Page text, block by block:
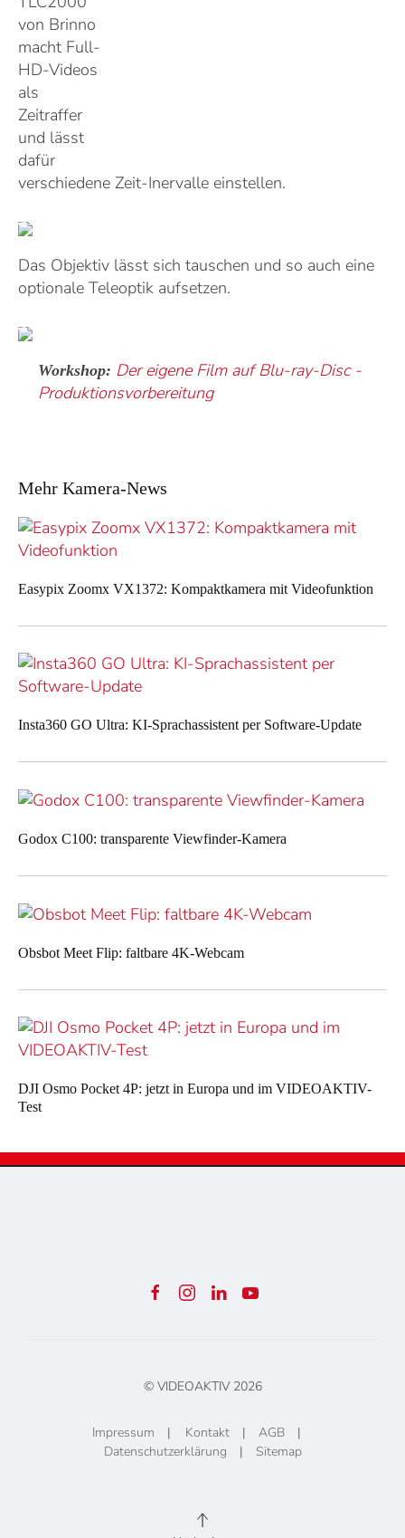
von Brinno
macht Full-
HD-Videos
als
Zeitraffer
und lässt
dafür
verschiedene Zeit-Inervalle einstellen.
Das Objektiv lässt sich tauschen und so auch eine
optionale Teleoptik aufsetzen.
Workshop: Der eigene Film auf Blu-ray-Disc -
Produktionsvorbereitung
Mehr Kamera-News
Easypix Zoomx VX1372: Kompaktkamera mit Videofunktion
Insta360 GO Ultra: KI-Sprachassistent per Software-Update
Godox C100: transparente Viewfinder-Kamera
Obsbot Meet Flip: faltbare 4K-Webcam
DJI Osmo Pocket 4P: jetzt in Europa und im VIDEOAKTIV-
Test
© VIDEOAKTIV 2026
Impressum | Kontakt| AGB|
Datenschutzerklärung | Sitemap